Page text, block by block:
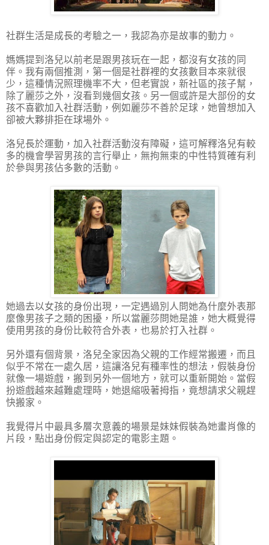
社群生活是成長的考驗之一，我認為亦是故事的動力。
媽媽提到洛兒以前老是跟男孩玩在一起，都沒有女孩的同
伴。我有兩個推測，第一個是社群裡的女孩數目本來就很
少，這種情況照理機率不大，但老實說，新社區的孩子幫，
除了麗莎之外，沒看到幾個女孩。另一個或許是大部份的女
孩不喜歡加入社群活動，例如麗莎不善於足球，她曾想加入
卻被大夥排拒在球場外。
洛兒長於運動，加入社群活動沒有障礙，這可解釋洛兒有較
多的機會學習男孩的言行舉止，無拘無束的中性特質確有利
於參與男孩佔多數的活動。
她過去以女孩的身份出現，一定遇過別人問她為什麼外表那
麼像男孩子之類的困擾，所以當麗莎問她是誰，她大概覺得
使用男孩的身份比較符合外表，也易於打入社群。
另外還有個背景，洛兒全家因為父親的工作經常搬遷，而且
似乎不常在一處久居，這讓洛兒有種率性的想法，假裝身份
就像一場遊戲，搬到另外一個地方，就可以重新開始。當假
扮遊戲越來越難處理時，她退縮吸著拇指，竟想請求父親趕
快搬家。
我覺得片中最具多層次意義的場景是妹妹假裝為她畫肖像的
片段，點出身份假定與認定的電影主題。